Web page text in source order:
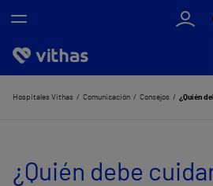
Nosotros
Servicios de salud
Hospitales Vithas Comunicación Consejos
¿Quién debe